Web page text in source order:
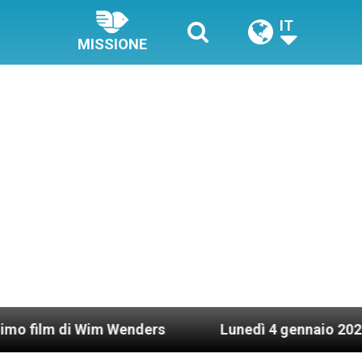
MISSIONE
IT
Wenders Lunedì 4 gennaio 2021: Possesso